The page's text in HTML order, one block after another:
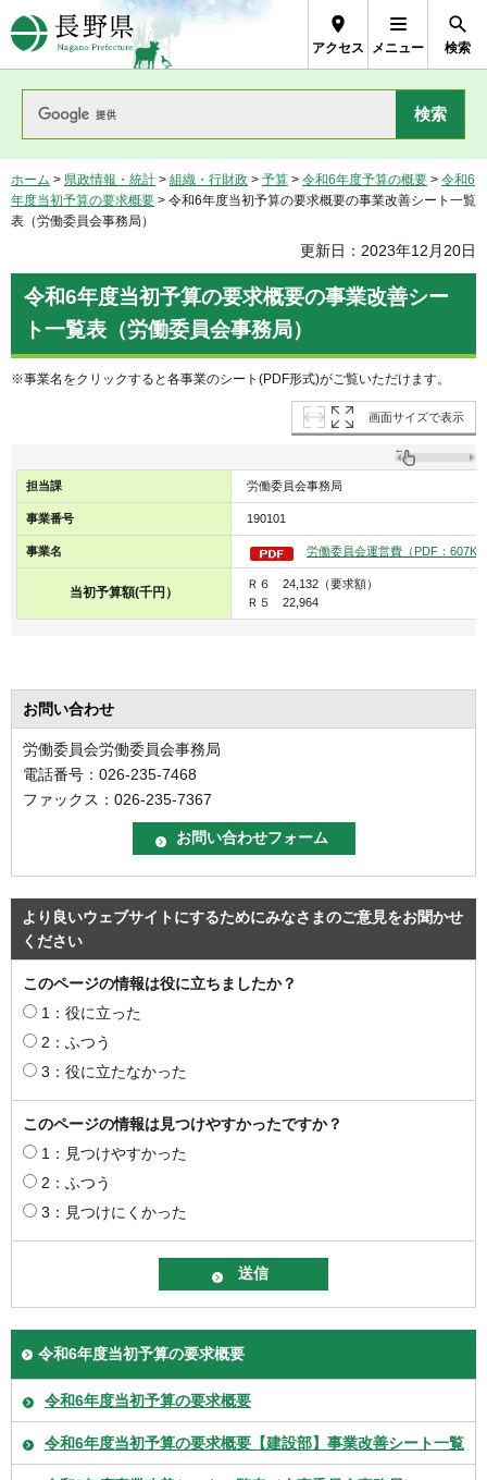
長野県Nagano Prefecture
アクセス メニュー 検索
ホーム > 県政情報・統計 > 組織・行財政 > 予算 > 令和6年度予算の概要 > 令和6
年度当初予算の要求概要 > 令和6年度当初予算の要求概要の事業改善シート一覧
表（労働委員会事務局）
更新日：2023年12月20日
令和6年度当初予算の要求概要の事業改善シー
ト一覧表（労働委員会事務局）
※事業名をクリックすると各事業のシート(PDF形式)がご覧いただけます。
画面サイズで表示
担当課 労働委員会事務局
事業番号 190101
事業名 労働委員会運営費（PDF：607KB
当初予算額(千円）
Ｒ６ 24,132（要求額）
Ｒ５ 22,964
お問い合わせ
労働委員会労働委員会事務局
電話番号：026-235-7468
ファックス：026-235-7367
より良いウェブサイトにするためにみなさまのご意見をお聞かせ
ください
このページの情報は役に立ちましたか？
1：役に立った
2：ふつう
3：役に立たなかった
このページの情報は見つけやすかったですか？
1：見つけやすかった
2：ふつう
3：見つけにくかった
令和6年度当初予算の要求概要
令和6年度当初予算の要求概要
令和6年度当初予算の要求概要【建設部】事業改善シート一覧